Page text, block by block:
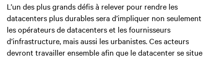
L’un des plus grands défis à relever pour rendre les
datacenters plus durables sera d’impliquer non seulement
les opérateurs de datacenters et les fournisseurs
d’infrastructure, mais aussi les urbanistes. Ces acteurs
devront travailler ensemble afin que le datacenter se situe